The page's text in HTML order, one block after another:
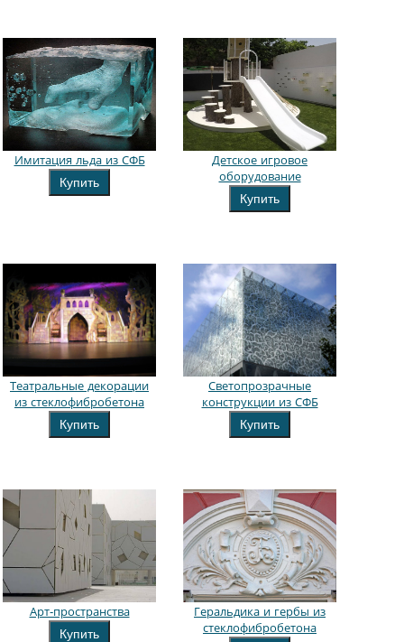
Имитация льда из СФБ
Купить
Детское игровое
оборудование
Купить
Театральные декорации
из стеклофибробетона
Купить
Светопрозрачные
конструкции из СФБ
Купить
Арт-пространства
Купить
Геральдика и гербы из
стеклофибробетона